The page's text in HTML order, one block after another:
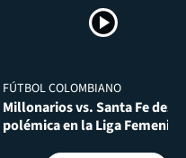
FÚTBOL COLOMBIANO
Millonarios vs. Santa Fe
polémica en la Liga Femenina